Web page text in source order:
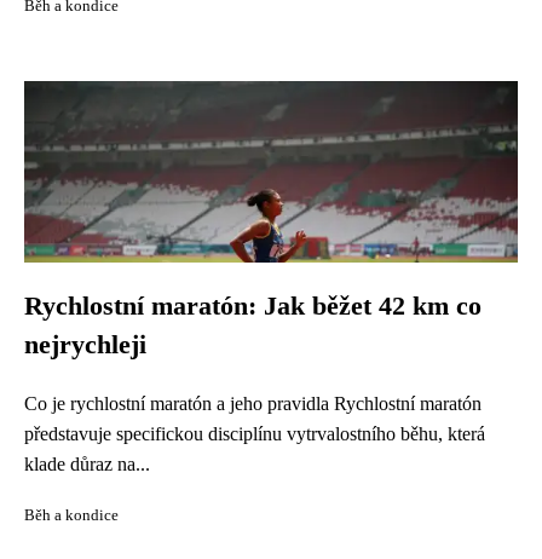
Běh a kondice
Rychlostní maratón: Jak běžet 42 km co
nejrychleji
Co je rychlostní maratón a jeho pravidla Rychlostní maratón
představuje specifickou disciplínu vytrvalostního běhu, která
klade důraz na...
Běh a kondice